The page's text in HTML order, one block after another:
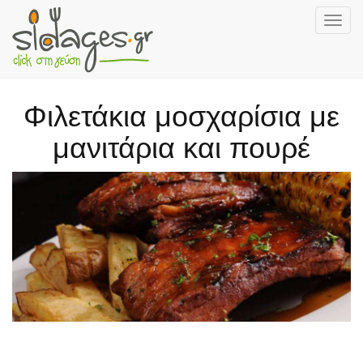
Skip
contentΦιλετάκια μοσχαρίσια με
μανιτάρια και πουρέ